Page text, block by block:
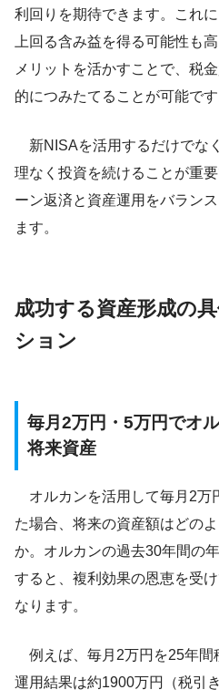
利回りを期待できます。これ
上回る含み益を得る可能性も
メリットを活かすことで、税
的につみたてることが可能です
新NISAを活用するだけでな
理なく投資を続けることが重
ーン返済と資産運用をバラン
ます。
成功する資産形成の
ション
毎月2万円・5万円でオ
将来資産
オルカンを活用して毎月2万
た場合、将来の資産額はどの
か。オルカンの過去30年間の
すると、複利効果の恩恵を受
なります。
例えば、毎月2万円を25年間
運用結果は約1900万円（税引